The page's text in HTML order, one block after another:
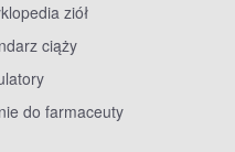
ziół
ciąży
do farmaceuty